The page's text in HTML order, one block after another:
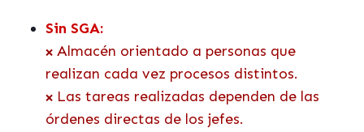
Sin SGA:
❌ Almacén orientado a personas que
realizan cada vez procesos distintos.
❌ Las tareas realizadas dependen de las
órdenes directas de los jefes.